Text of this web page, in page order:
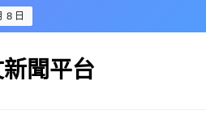
8 日
聞平台